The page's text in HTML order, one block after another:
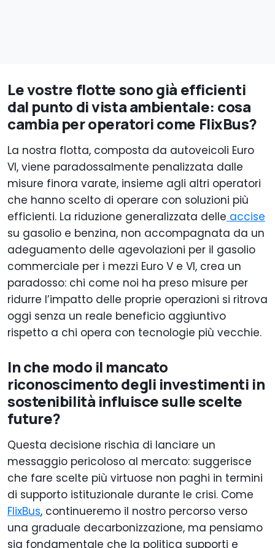
Le vostre flotte sono già efficienti
dal punto di vista ambientale: cosa
cambia per operatori come FlixBus?
La nostra flotta, composta da autoveicoli Euro
VI, viene paradossalmente penalizzata dalle
misure finora varate, insieme agli altri operatori
che hanno scelto di operare con soluzioni più
efficienti. La riduzione generalizzata delle accise
su gasolio e benzina, non accompagnata da un
adeguamento delle agevolazioni per il gasolio
commerciale per i mezzi Euro V e VI, crea un
paradosso: chi come noi ha preso misure per
ridurre l’impatto delle proprie operazioni si ritrova
oggi senza un reale beneficio aggiuntivo
rispetto a chi opera con tecnologie più vecchie.
In che modo il mancato
riconoscimento degli investimenti in
sostenibilità influisce sulle scelte
future?
Questa decisione rischia di lanciare un
messaggio pericoloso al mercato: suggerisce
che fare scelte più virtuose non paghi in termini
di supporto istituzionale durante le crisi. Come
FlixBus, continueremo il nostro percorso verso
una graduale decarbonizzazione, ma pensiamo
sia fondamentale che la politica supporti e